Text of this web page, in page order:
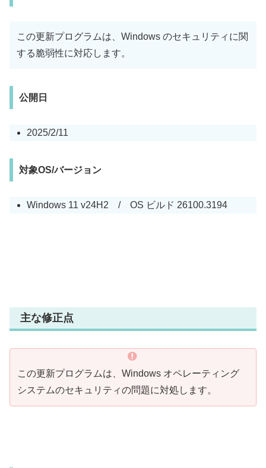
この更新プログラムは、Windows のセキュリティに関
する脆弱性に対応します。
公開日
2025/2/11
対象OS/バージョン
Windows 11 v24H2 / OS ビルド 26100.3194
主な修正点
この更新プログラムは、Windows オペレーティング
システムのセキュリティの問題に対処します。